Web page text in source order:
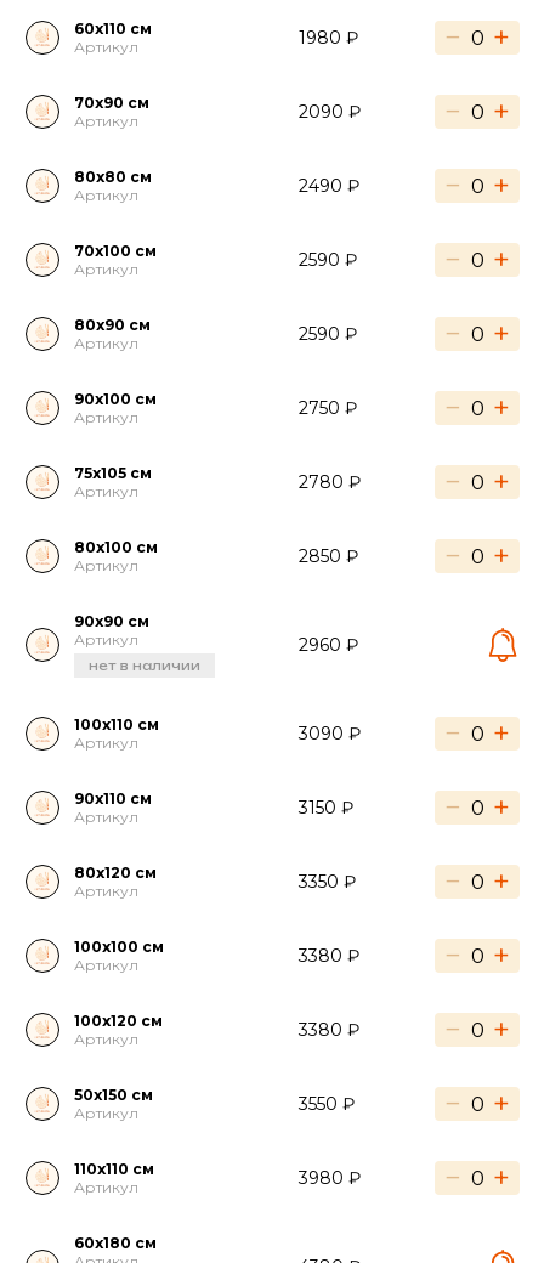
60х110 см
Артикул
1980 ₽ − +
70х90 см
Артикул
2090 ₽ − +
80х80 см
Артикул
2490 ₽ − +
70х100 см
Артикул
2590 ₽ − +
80х90 см
Артикул
2590 ₽ − +
90х100 см
Артикул
2750 ₽ − +
75х105 см
Артикул
2780 ₽ − +
80х100 см
Артикул
2850 ₽ − +
90х90 см
Артикул
нет в наличии
2960 ₽
100х110 см
Артикул
3090 ₽ − +
90х110 см
Артикул
3150 ₽ − +
80х120 см
Артикул
3350 ₽ − +
100х100 см
Артикул
3380 ₽ − +
100х120 см
Артикул
3380 ₽ − +
50х150 см
Артикул
3550 ₽ − +
110х110 см
Артикул
3980 ₽ − +
60х180 см